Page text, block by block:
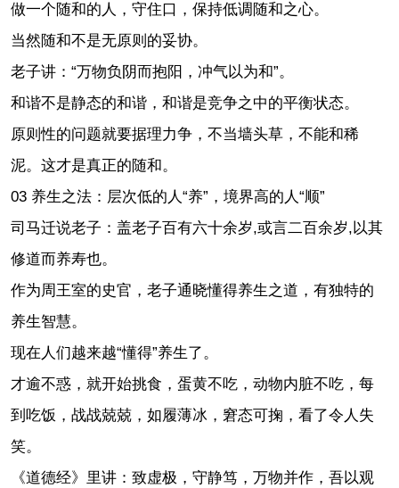
做一个随和的人，守住口，保持低调随和之心。
当然随和不是无原则的妥协。
老子讲：“万物负阴而抱阳，冲气以为和”。
和谐不是静态的和谐，和谐是竞争之中的平衡状态。
原则性的问题就要据理力争，不当墙头草，不能和稀
泥。这才是真正的随和。
03 养生之法：层次低的人“养”，境界高的人“顺”
司马迁说老子：盖老子百有六十余岁,或言二百余岁,以其
修道而养寿也。
作为周王室的史官，老子通晓懂得养生之道，有独特的
养生智慧。
现在人们越来越“懂得”养生了。
才逾不惑，就开始挑食，蛋黄不吃，动物内脏不吃，每
到吃饭，战战兢兢，如履薄冰，窘态可掬，看了令人失
笑。
《道德经》里讲：致虚极，守静笃，万物并作，吾以观